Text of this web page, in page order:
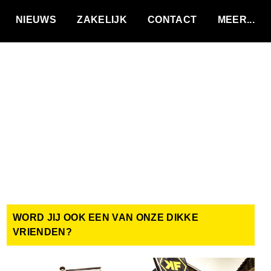
NIEUWS ZAKELIJK CONTACT
WORD JIJ OOK EEN VAN ONZE DIKKE
VRIENDEN?